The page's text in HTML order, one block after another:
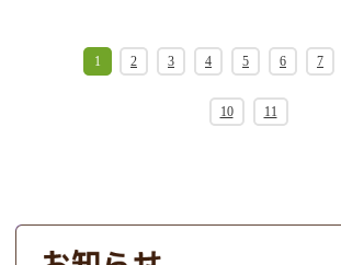
1 2 3 4 5 6 7
10 11